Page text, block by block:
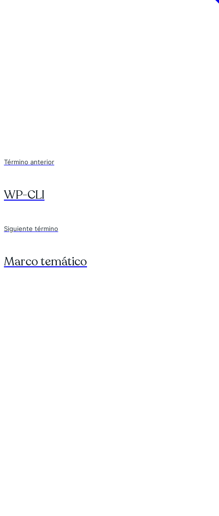
Término anterior
WP-CLI
Siguiente término
Marco temático